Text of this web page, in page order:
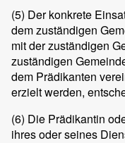
(5) Der konkrete
dem zuständigen
mit der zuständigen
zuständigen
dem Prädikanten
erzielt werden,
(6) Die Prädikantin
ihres oder seines